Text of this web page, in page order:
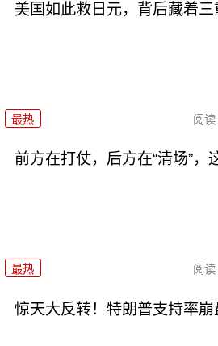
美国如此救日元，背后藏着三
最热 阅读
前方在打仗，后方在“清场”，
最热 阅读
惊天大反转！特朗普支持率